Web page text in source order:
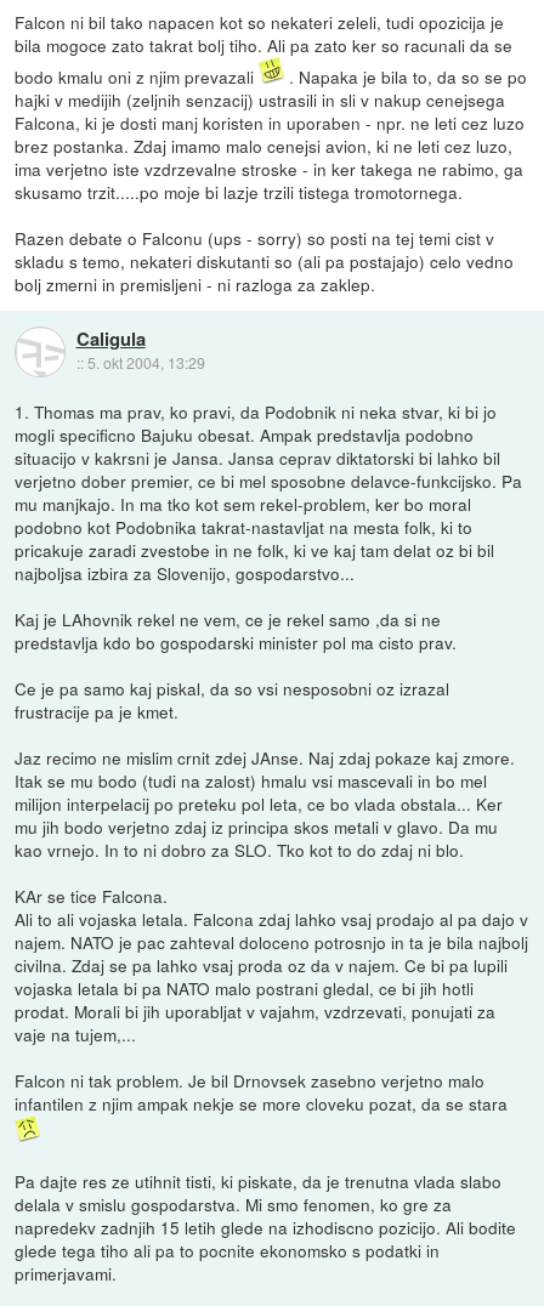
Falcon ni bil tako napacen kot so nekateri zeleli, tudi opozicija je
bila mogoce zato takrat bolj tiho. Ali pa zato ker so racunali da se
bodo kmalu oni z njim prevazali
. Napaka je bila to, da so se po
hajki v medijih (zeljnih senzacij) ustrasili in sli v nakup cenejsega
Falcona, ki je dosti manj koristen in uporaben - npr. ne leti cez luzo
brez postanka. Zdaj imamo malo cenejsi avion, ki ne leti cez luzo,
ima verjetno iste vzdrzevalne stroske - in ker takega ne rabimo, ga
skusamo trzit.....po moje bi lazje trzili tistega tromotornega.
Razen debate o Falconu (ups - sorry) so posti na tej temi cist v
skladu s temo, nekateri diskutanti so (ali pa postajajo) celo vedno
bolj zmerni in premisljeni - ni razloga za zaklep.
Caligula
:: 5. okt 2004, 13:29
1. Thomas ma prav, ko pravi, da Podobnik ni neka stvar, ki bi jo
mogli specificno Bajuku obesat. Ampak predstavlja podobno
situacijo v kakrsni je Jansa. Jansa ceprav diktatorski bi lahko bil
verjetno dober premier, ce bi mel sposobne delavce-funkcijsko. Pa
mu manjkajo. In ma tko kot sem rekel-problem, ker bo moral
podobno kot Podobnika takrat-nastavljat na mesta folk, ki to
pricakuje zaradi zvestobe in ne folk, ki ve kaj tam delat oz bi bil
najboljsa izbira za Slovenijo, gospodarstvo...
Kaj je LAhovnik rekel ne vem, ce je rekel samo ,da si ne
predstavlja kdo bo gospodarski minister pol ma cisto prav.
Ce je pa samo kaj piskal, da so vsi nesposobni oz izrazal
frustracije pa je kmet.
Jaz recimo ne mislim crnit zdej JAnse. Naj zdaj pokaze kaj zmore.
Itak se mu bodo (tudi na zalost) hmalu vsi mascevali in bo mel
milijon interpelacij po preteku pol leta, ce bo vlada obstala... Ker
mu jih bodo verjetno zdaj iz principa skos metali v glavo. Da mu
kao vrnejo. In to ni dobro za SLO. Tko kot to do zdaj ni blo.
KAr se tice Falcona.
Ali to ali vojaska letala. Falcona zdaj lahko vsaj prodajo al pa dajo v
najem. NATO je pac zahteval doloceno potrosnjo in ta je bila najbolj
civilna. Zdaj se pa lahko vsaj proda oz da v najem. Ce bi pa lupili
vojaska letala bi pa NATO malo postrani gledal, ce bi jih hotli
prodat. Morali bi jih uporabljat v vajahm, vzdrzevati, ponujati za
vaje na tujem,...
Falcon ni tak problem. Je bil Drnovsek zasebno verjetno malo
infantilen z njim ampak nekje se more cloveku pozat, da se stara
Pa dajte res ze utihnit tisti, ki piskate, da je trenutna vlada slabo
delala v smislu gospodarstva. Mi smo fenomen, ko gre za
napredekv zadnjih 15 letih glede na izhodiscno pozicijo. Ali bodite
glede tega tiho ali pa to pocnite ekonomsko s podatki in
primerjavami.